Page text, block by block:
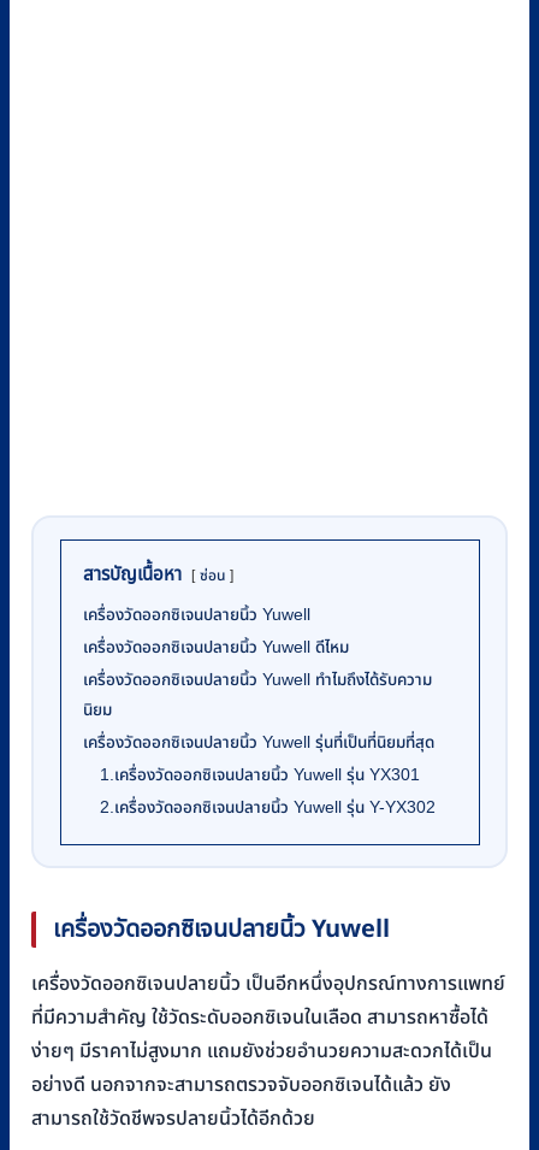
สารบัญเนื้อหา ซ่อน
เครื่องวัดออกซิเจนปลายนิ้ว Yuwell
เครื่องวัดออกซิเจนปลายนิ้ว Yuwell ดีไหม
เครื่องวัดออกซิเจนปลายนิ้ว Yuwell ทำไมถึงได้รับความ
นิยม
เครื่องวัดออกซิเจนปลายนิ้ว Yuwell รุ่นที่เป็นที่นิยมที่สุด
1.เครื่องวัดออกซิเจนปลายนิ้ว Yuwell รุ่น YX301
2.เครื่องวัดออกซิเจนปลายนิ้ว Yuwell รุ่น Y-YX302
เครื่องวัดออกซิเจนปลายนิ้วYuwell
เครื่องวัดออกซิเจนปลายนิ้ว เป็นอีกหนึ่งอุปกรณ์ทางการแพทย์
ที่มีความสำคัญ ใช้วัดระดับออกซิเจนในเลือด สามารถหาซื้อได้
ง่ายๆ มีราคาไม่สูงมาก แถมยังช่วยอำนวยความสะดวกได้เป็น
อย่างดี นอกจากจะสามารถตรวจจับออกซิเจนได้แล้ว ยัง
สามารถใช้วัดชีพจรปลายนิ้วได้อีกด้วย